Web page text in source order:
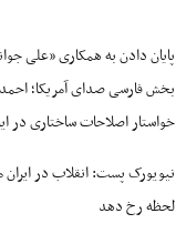
پایان دادن به همکاری «علی
بخش فارسی صدای آمریکا؛
خواستار اصلاحات ساختاری در
نیویورک پست: انقلاب در
لحظه رخ دهد